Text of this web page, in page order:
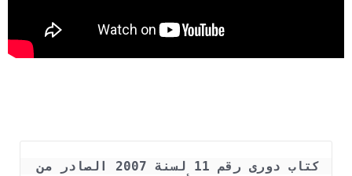
كتاب دورى رقم 11 لسنة 2007 الصادر من